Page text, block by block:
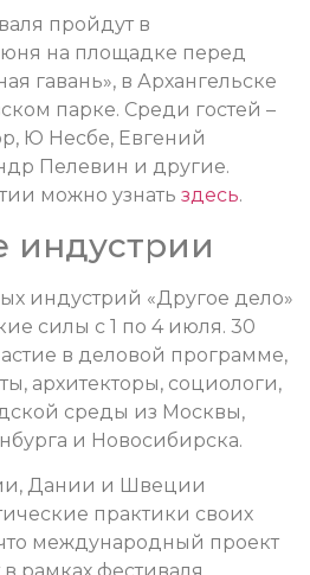
пройдут в
на площадке перед
гавань», в Архангельске
парке. Среди гостей –
Ю Несбе, Евгений
Пелевин и другие.
можно узнать здесь.
индустрии
индустрий «Другое дело»
силы с 1 по 4 июля. 30
в деловой программе,
архитекторы, социологи,
среды из Москвы,
и Новосибирска.
Дании и Швеции
практики своих
международный проект